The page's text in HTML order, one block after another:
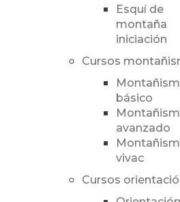
Esquí de
montaña
iniciación
Cursos
básico
avanzado
vivac
Cursos